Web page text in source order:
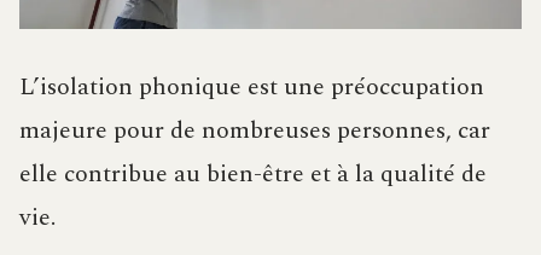
L’isolation phonique est une préoccupation
majeure pour de nombreuses personnes, car
elle contribue au bien-être et à la qualité de
vie.